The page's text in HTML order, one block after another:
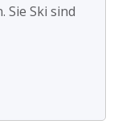
Ski sind